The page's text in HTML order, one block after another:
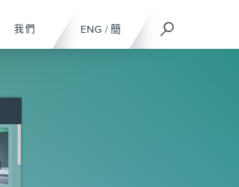
ENG / 簡
我們